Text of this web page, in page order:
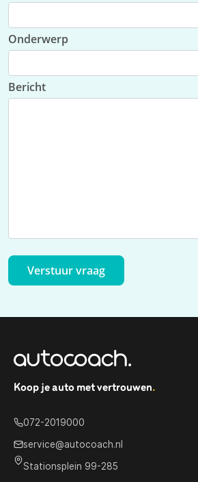
Onderwerp
Bericht
Verstuur vraag
Koop je auto met vertrouwen.
072-2019000
service@autocoach.nl
Stationsplein 99-285